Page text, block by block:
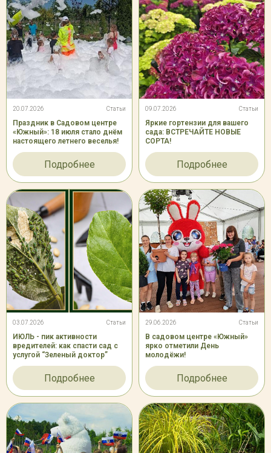
20.07.2026 Статьи
Праздник в Садовом центре
«Южный»: 18 июля стало днём
настоящего летнего веселья!
Подробнее
09.07.2026 Статьи
Яркие гортензии для вашего
сада: ВСТРЕЧАЙТЕ НОВЫЕ
СОРТА!
Подробнее
03.07.2026 Статьи
ИЮЛЬ - пик активности
вредителей: как спасти сад с
услугой “Зеленый доктор”
Подробнее
29.06.2026 Статьи
В садовом центре «Южный»
ярко отметили День
молодёжи!
Подробнее